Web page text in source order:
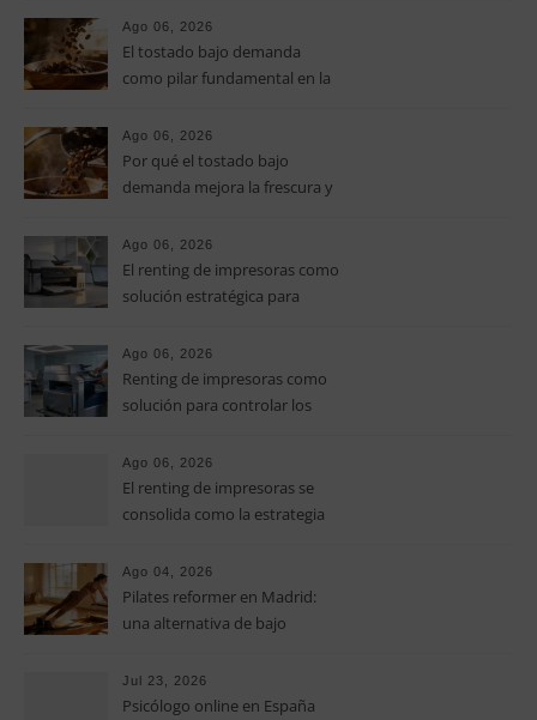
especialidad
Ago 06, 2026
El tostado bajo demanda
como pilar fundamental en la
Ago 06, 2026
Por qué el tostado bajo
demanda mejora la frescura y
especialidad
Ago 06, 2026
El renting de impresoras como
solución estratégica para
pymes
Ago 06, 2026
Renting de impresoras como
solución para controlar los
pymes
Ago 06, 2026
El renting de impresoras se
consolida como la estrategia
operativos en las pequeñas y
medianas empresas
Ago 04, 2026
Pilates reformer en Madrid:
una alternativa de bajo
fuerza y movilidad
Jul 23, 2026
Psicólogo online en España